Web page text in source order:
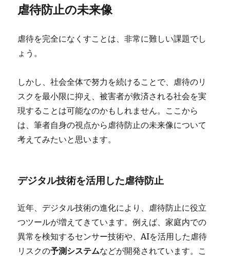
虐待防止の未来像
虐待を完全になくすことは、非常に難しい課題でし
ょう。
しかし、社会全体で努力を続けることで、虐待のリ
スクを最小限に抑え、被害者が救済される社会を実
現することは可能なのかもしれません。ここから
は、筆者自身の視点から虐待防止の未来像について
考えてみたいと思います。
デジタル技術を活用した虐待防止
近年、デジタル技術の進化により、虐待防止に役立
つツールが増えてきています。例えば、家庭内での
異常を検知するセンサー技術や、AIを活用した虐待
リスクの予測システムなどが開発されています。こ